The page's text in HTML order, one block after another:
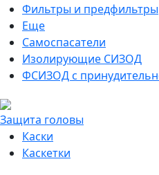
Фильтры и предфильтры
Еще
Самоспасатели
Изолирующие СИЗОД
ФСИЗОД с
Защита головы
Каски
Каскетки